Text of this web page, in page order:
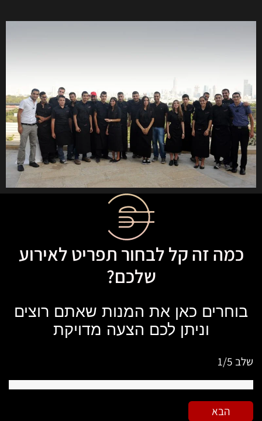
כמה זה קל לבחור תפריט לאירוע
שלכם?
בוחרים כאן את המנות שאתם רוצים
וניתן לכם הצעה מדויקת
שלב 1/5
הבא